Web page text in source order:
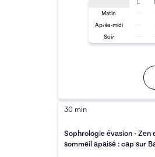
L
Matin
Après-midi
Soir
30 min
Sophrologie évasion - Zen
sommeil apaisé : cap sur